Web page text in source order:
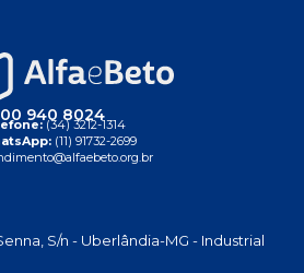
940 8024
(34) 3212-1314
(11) 91732-2699
S/n - Uberlândia-MG - Industrial